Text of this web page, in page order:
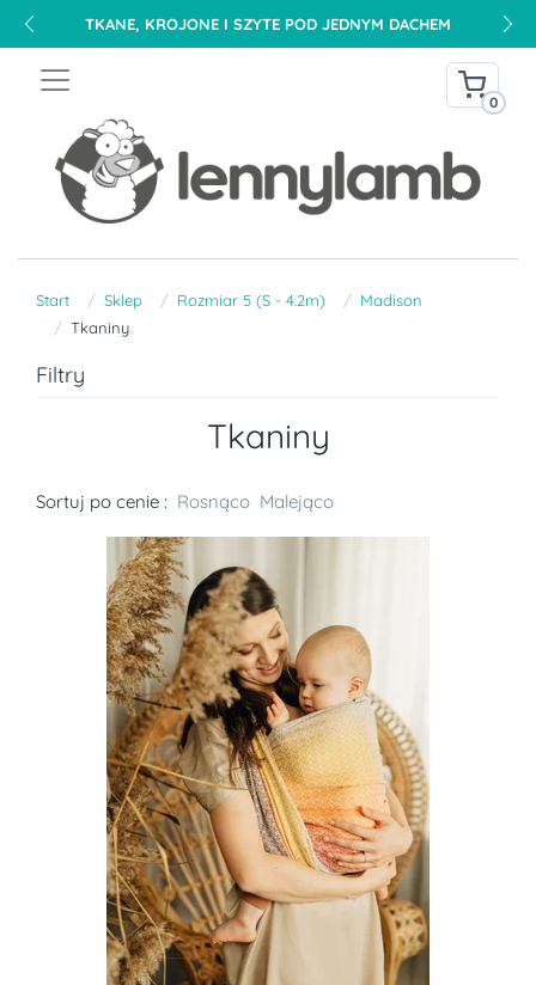
TKANE, KROJONE I SZYTE POD JEDNYM DACHEM
0
Start Sklep Rozmiar 5 (S - 4.2m)
Madison
Tkaniny
Filtry
Tkaniny
Sortuj po cenie : Rosnąco Malejąco